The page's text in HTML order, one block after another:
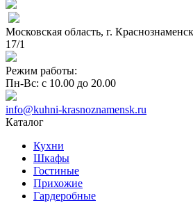
Московская область, г.
17/1
Режим работы:
Пн-Вс: с 10.00 до 20.00
info@kuhni-krasnoznamensk.ru
Каталог
Кухни
Шкафы
Гостиные
Прихожие
Гардеробные